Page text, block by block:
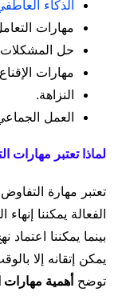
الذكاء
مهارات
حل
مهارات
النزاهة.
العمل
لماذا تعتبر مهارات
تعتبر مهارة
الفعالة يمكننا
بينما يمكننا
يمكن إتقانه إلا
توضح أهمية